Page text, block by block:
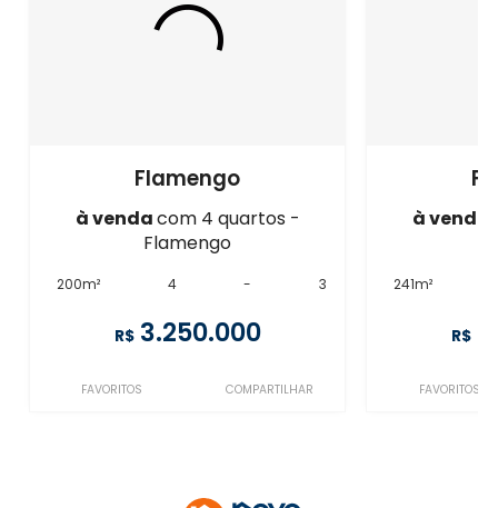
Flamengo
à vendacom 4 quartos -
Flamengo
200m² 4 - 3
R$ 3.250.000
FAVORITOS COMPARTILHAR
à venda
241m²
R$
FAVORITOS